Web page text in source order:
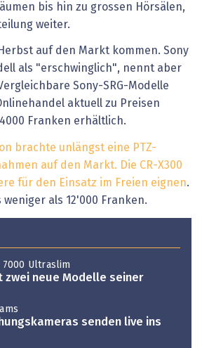
bis hin zu grossen Hörsälen,
weiter.
auf den Markt kommen. Sony
als "erschwinglich", nennt aber
Sony-SRG-Modelle
aktuell zu Preisen
Franken erhältlich.
brachte unlängst eine PTZ-
auf den Markt. Die CR-X300
für den Einsatz im Freien eignen.
als 12'000 Franken.
Ultraslim
zwei neue Modelle seiner
senden live ins